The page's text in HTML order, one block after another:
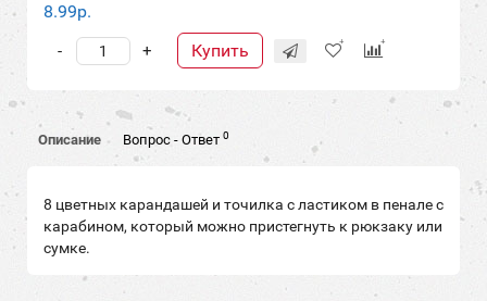
8.99р.
+
- Купить
Описание Вопрос - Ответ 0
8 цветных карандашей и точилка с ластиком в пенале с
карабином, который можно пристегнуть к рюкзаку или
сумке.